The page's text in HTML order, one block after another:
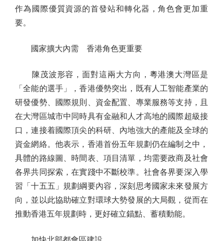
作為國際優質資源的首發站和轉化器，角色會更加重
要。
國家擴大內需 香港角色更重要
陳茂波形容，面對這兩大方向，粵港澳大灣區是
「全能的選手」，香港優勢突出，既有人工智能產業的
研發優勢、國際規則、資金配置、專業服務等支持，且
在大灣區城市中同時具有金融和人才高地的國際超級接
口，連接着國際頂尖的科研、內地強大的產能及全球的
資金網絡。他表示，香港首份五年規劃仍在編制之中，
具體的路線圖、時間表、項目清單，均需要政商及社會
各界共同探索，在實踐中不斷校準。社會各界要深入學
習「十五五」規劃綱要內容，深刻思考國家未來發展方
向，並以此協助確立對環球大勢發展的大局觀，從而在
推動香港五年規劃時，更好確立錨點、蓄積動能。